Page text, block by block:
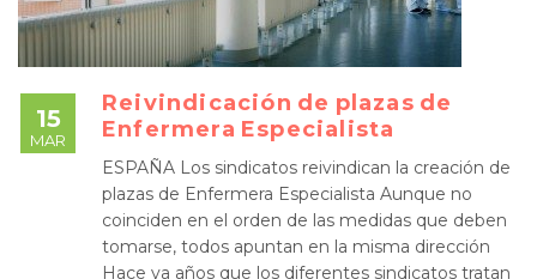
15
MAR
Reivindicación de plazas de
Enfermera Especialista
ESPAÑA Los sindicatos reivindican la creación de
plazas de Enfermera Especialista Aunque no
coinciden en el orden de las medidas que deben
tomarse, todos apuntan en la misma dirección
Hace ya años que los diferentes sindicatos tratan